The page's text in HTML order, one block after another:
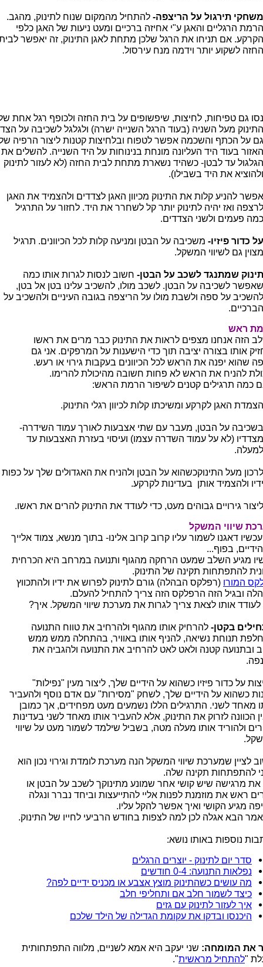
משחקי תירגול על הריצפה- להתחיל מהמקום שנוח לתינוק, מהגב.
הרמת הרגליים והאגן ע"י אחיזה ברכיים ומעט ניעות של האגן כלפי
הקרקע. אם תניחו את הרגל שלכן מתחת לאגן התינוק, זה יאפשר
החזה לשקוע יותר וידמה מנח עירסול.
נסו גם טפיחות, לחיצות, שיפשופים על בית החזה ולכופף רגל אחת
התינוק מעל השניה (בעוד הרגל השנייה ישרה) ולגלגל לשכיבה על
גם על הכתף והשכמה אפשר לטפוח ובלחיצות קטנות ליצור הרפיה
האזור בעוד היד העליונה מונחת בנינוחות על היד השנייה. להשלים את
הגלגול עד לבטן- כשהיד נשארת מתחת לבית החזה (לא לעזור לתינוק
ולהוציא את היד בשבילו).
אפשר להניע קלות את התינוק מכיוון האגן לצדדים ולהצמיד את האגן
לרצפה ואז יהיה לתינוק יותר קל לשחרר את היד. לחזור על התרגיל
כמה פעמים ולשני הצדדים.
על כדור פיזיו- משכיבה על הבטן ומניעה קלות לכל הכיוונים. תרגיל
מצוין גם לשיווי המשקל.
תינוק שמתנגד לשכב על הבטן- חשוב לנסות לגרות אותו כמה
שאפשר לשכיבה על הבטן. לשכב מולו, להשכיב עלינו בטן אל בטן,
להשכיב על ספה ולשבת מולו על הריצפה בגובה העיניים ולהשכיב על
הברכיים.
ראש
הזה אנחנו מצפים לראות את התינוק כבר מרים את ראשו
אותו בצורה יציבה תוך כדי הישענות על המרפקים. אני גם
שהוא יפנה את הראש לכל הכיוונים בעקבות גירוי או רעש.
להניח את הראש לא פחות חשובה מהיכולת להרימו.
כמה תרגילים קטנים לשיפור הרמת הראש:
הצמדת האגן לקרקע ומשיכתו קלות לכיוון רגלי התינוק.
בשכיבה על הבטן, מעבר עם שתי אצבעות לאורך עמוד השידרה-
מצדדיו (לא על עמוד השדרה עצמו) ועיסוי בעזרת האצבעות עד
למעלה.
לרכון מעל התינוקכשהוא על הבטן ולהניח את האגדולים שלך על כפות
ידיו ולהצמיד אותן בעדינות לקרקע.
ליצור גירויים גבוהים מעט, כדי לעודד את התינוק להרים את ראשו.
שיווי המשקל
דאגנו לשמור עליו קרוב קרוב אלינו- בתוך מנשא, צמוד אלייך
בפוף...
מגיע השלב שמעט הרחקה מהגוף ותנועה במרחב היא הכרחית
להתפתחות תקינה של התינוק.
המורו (רפלקס הבהלה) גורם לתינוק לפרוש את ידיו ולהתכווץ
ובגיל הזה הרפלקס הזה צריך להתחיל להעלם.
לעודד אותו לצאת צריך לגרות את מערכת שיווי המשקל. איך?
בקטן- להרחיק אותו מהגוף ולהרחיב את טווח התנועה
תנוחת נשיאה, להניף אותו באוויר, בהתחלה ממש ממש
ובתנועה קטנה ולאט לאט להרחיב את התנועה ולהגביה את
על כדור פיזיו כשהוא על הידיים שלך, ליצור מעין "נפילות"
כשהוא על הידיים שלך, לשחק "מסירות" עם אדם נוסף ולהעביר
מאחד לשני. התרגילים הללו נשמעים מעט מפחידים, אך כמובן
הכוונה לזרוק את התינוק, אלא להעביר אותו מאחד לשני בעדינות
ולהוריד אותו מעלה מטה, בשביל שילמד לשמור מעט על שיווי
לציין שמערכת שיווי המשקל הנה מערכת לומדת וגירוי נכון הוא
להתפתחות תקינה שלה.
מרגישה שיש קושי אחר שמונע מתינוקך לשכב על הבטן או
ראש את מוזמנת לפנות אליי להתייעצות וביחד נברר ונגלה
מגיע הקושי ואיך אפשר להקל עליו.
הבא אגלה לכן למה לצפות בחודש הרביעי לחייו של התינוק.
נוספות באותו נושא:
סדר יום לתינוק - יוצרים הרגלים
נפלאות התנועה: 0-4 חודשים
מה עושים כשהתינוק מוצץ אצבע או מכניס ידיים לפה?
כיצד לשמור חלב אם ותחליפי חלב
איך לעזור לתינוק עם גזים
היכנסו ובדקו את עקומת הגדילה של הילד שלכם
את המומחה: שני יעקב היא אמא לשניים, מלווה התפתחותית
"להתחיל מראשית".